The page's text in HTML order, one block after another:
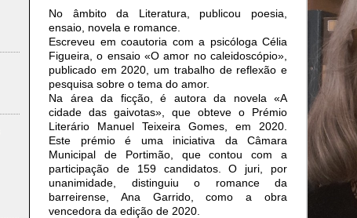
No âmbito da Literatura, publicou poesia,
ensaio, novela e romance.
Escreveu em coautoria com a psicóloga Célia
Figueira, o ensaio «O amor no caleidoscópio»,
publicado em 2020, um trabalho de reflexão e
pesquisa sobre o tema do amor.
Na área da ficção, é autora da novela «A
cidade das gaivotas», que obteve o Prémio
Literário Manuel Teixeira Gomes, em 2020.
Este prémio é uma iniciativa da Câmara
Municipal de Portimão, que contou com a
participação de 159 candidatos. O juri, por
unanimidade, distinguiu o romance da
barreirense, Ana Garrido, como a obra
vencedora da edição de 2020.